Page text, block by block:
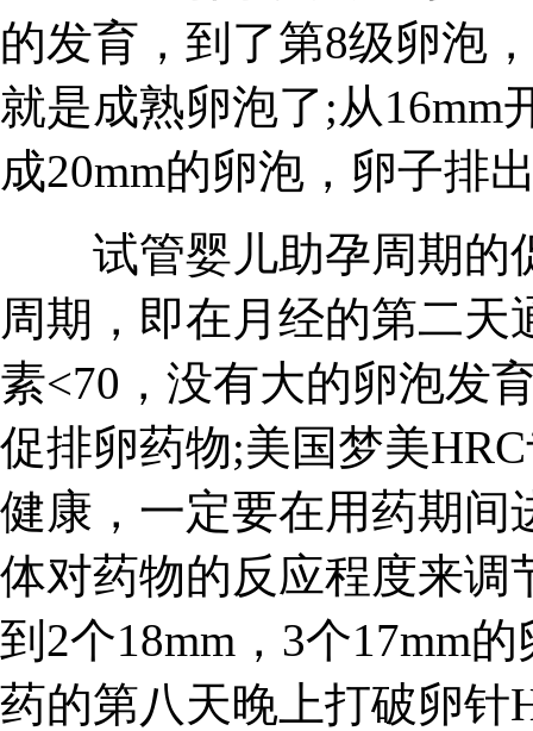
的发育，到了第8级卵泡
就是成熟卵泡了;从
成20mm的卵泡，卵子排
试管婴儿助孕周期的
周期，即在月经的第二
素<70，没有大的卵泡发
促排卵药物;美国梦美
健康，一定要在用药期间
体对药物的反应程度来调
到2个18mm，3个17mm
药的第八天晚上打破卵针